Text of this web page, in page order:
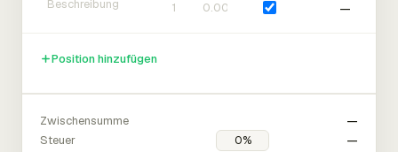
—
Position hinzufügen
Zwischensumme
—
Steuer
—